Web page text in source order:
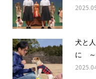
犬と
に